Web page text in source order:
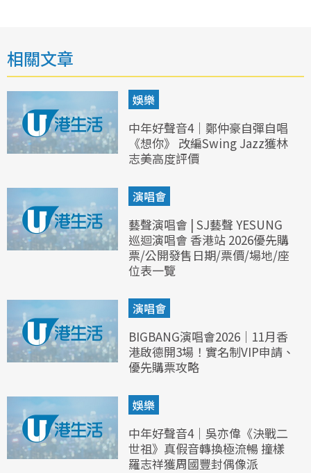
相關文章
娛樂
中年好聲音4｜鄭仲豪自彈自唱
《想你》 改編Swing Jazz獲林
志美高度評價
演唱會
藝聲演唱會 | SJ藝聲 YESUNG
巡迴演唱會 香港站 2026優先購
票/公開發售日期/票價/場地/座
位表一覽
演唱會
BIGBANG演唱會2026｜11月香
港啟德開3場！實名制VIP申請、
優先購票攻略
娛樂
中年好聲音4｜吳亦偉《決戰二
世祖》真假音轉換極流暢 撞樣
羅志祥獲周國豐封偶像派